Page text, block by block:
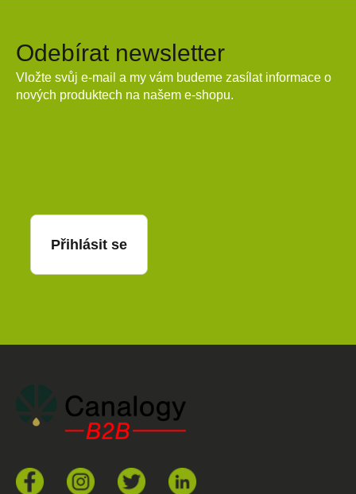
Odebírat newsletter
Vložte svůj e-mail a my vám budeme zasílat informace o
nových produktech na našem e-shopu.
Přihlásit se